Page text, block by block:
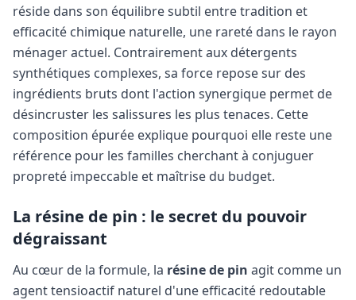
réside dans son équilibre subtil entre tradition et
efficacité chimique naturelle, une rareté dans le rayon
ménager actuel. Contrairement aux détergents
synthétiques complexes, sa force repose sur des
ingrédients bruts dont l'action synergique permet de
désincruster les salissures les plus tenaces. Cette
composition épurée explique pourquoi elle reste une
référence pour les familles cherchant à conjuguer
propreté impeccable et maîtrise du budget.
La résine de pin : le secret du pouvoir
dégraissant
Au cœur de la formule, la résine de pin agit comme un
agent tensioactif naturel d'une efficacité redoutable